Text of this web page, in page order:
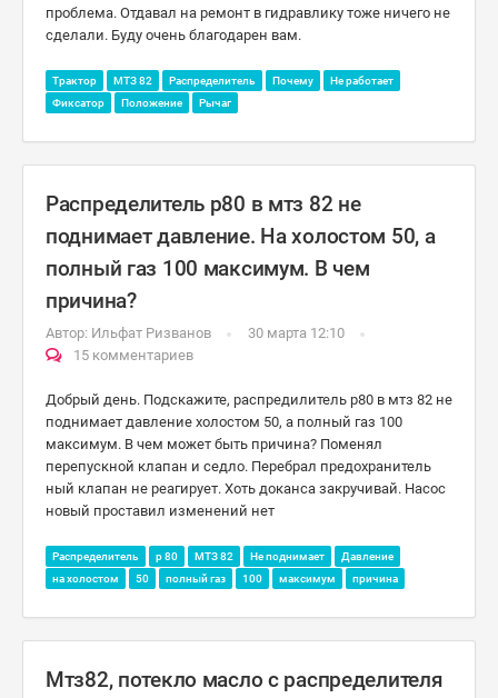
проблема. Отдавал на ремонт в гидравлику тоже ничего не
сделали. Буду очень благодарен вам.
Трактор МТЗ 82 Распределитель Почему
Не работает
Фиксатор
Положение Рычаг
Распределитель р80 в мтз 82 не
поднимает давление. На холостом 50, а
полный газ 100 максимум. В чем
причина?
Автор: Ильфат Ризванов
30 марта 12:10
15 комментариев
Добрый день. Подскажите, распредилитель р80 в мтз 82 не
поднимает давление холостом 50, а полный газ 100
максимум. В чем может быть причина? Поменял
перепускной клапан и седло. Перебрал предохранитель
ный клапан не реагирует. Хоть доканса закручивай. Насос
новый проставил изменений нет
Распределитель р 80 МТЗ 82 Не поднимает
Давление
на холостом
50 полный газ 100 максимум причина
Мтз82, потекло масло с распределителя